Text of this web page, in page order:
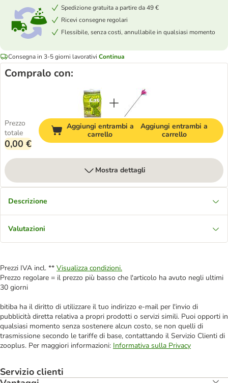
Spedizione gratuita a partire da 49 €
Ricevi consegne regolari
Flessibile, senza costi, annullabile in qualsiasi momento
Consegna in 3-5 giorni lavorativi Continua
Compralo con:
Prezzo
totale
0,00 €
Aggiungi entrambi a
carrello
Aggiungi entrambi a
carrello
Mostra dettagli
Descrizione
Valutazioni
Prezzi IVA incl. ** Visualizza condizioni.
Prezzo regolare = il prezzo più basso che l'articolo ha avuto negli ultimi
30 giorni
bitiba ha il diritto di utilizzare il tuo indirizzo e-mail per l'invio di
pubblicità diretta relativa a propri prodotti o servizi simili. Puoi opporti in
qualsiasi momento senza sostenere alcun costo, se non quelli di
trasmissione secondo le tariffe di base, contattando il Servizio Clienti di
zooplus. Per maggiori informazioni: Informativa sulla Privacy
Servizio clienti